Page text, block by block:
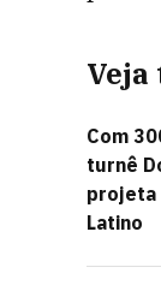
Veja
Com
turnê
projeta
Latino